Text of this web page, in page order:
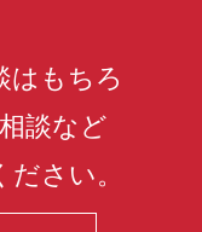
はもちろ
談など
さい。